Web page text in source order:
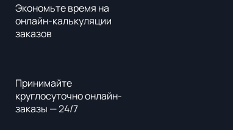
Экономьте время на
онлайн-калькуляции
заказов
Принимайте
круглосуточно онлайн-
заказы — 24/7